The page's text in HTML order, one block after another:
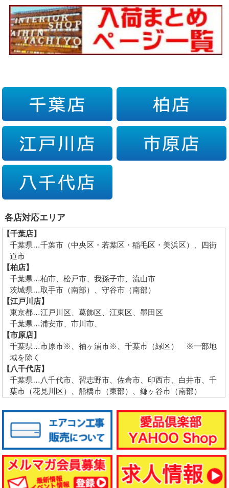
各店対応エリア
【千葉店】
千葉県…千葉市（中央区・若葉区・稲毛区・美浜区）、四街
道市
【柏店】
千葉県…柏市、松戸市、我孫子市、流山市
茨城県…取手市（南部）、守谷市（南部）
【江戸川店】
東京都…江戸川区、葛飾区、江東区、墨田区
千葉県…浦安市、市川市、
【市原店】
千葉県…市原市※、袖ヶ浦市※、千葉市（緑区） ※一部地
域を除く
【八千代店】
千葉県…八千代市、習志野市、佐倉市、印西市、白井市、千
葉市（花見川区）、船橋市（東部）、鎌ヶ谷市（南部）